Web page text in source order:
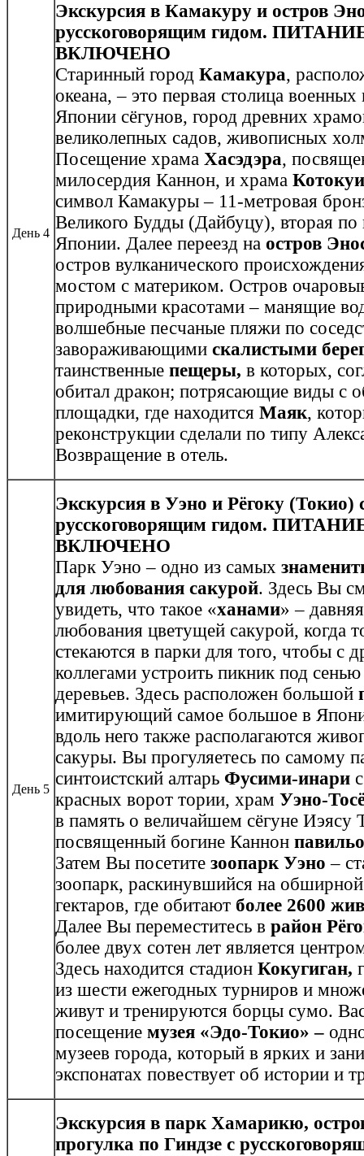
День 4
Экскурсия в Камакуру и остров
русскоговорящим гидом.
ВКЛЮЧЕНО
Старинный город Камакура,
океана, – это первая столица военных
Японии сёгунов, город древних
великолепных садов, живописных
Посещение храма Хасэдэра,
милосердия Каннон, и храма
символ Камакуры – 11-метровая
Великого Будды (Дайбуцу), вторая по
Японии. Далее переезд на остров
остров вулканического
мостом с материком. Остров
природными красотами – манящие
волшебные песчаные пляжи по
завораживающими скалистыми
таинственные пещеры, в которых,
обитал дракон; потрясающие виды с
площадки, где находится Маяк,
реконструкции сделали по типу
Возвращение в отель.
День 5
Экскурсия в Уэно и Рёгоку (Токио)
русскоговорящим гидом.
ВКЛЮЧЕНО
Парк Уэно – одно из самых
для любования сакурой. Здесь Вы
увидеть, что такое «ханами» –
любования цветущей сакурой, когда
стекаются в парки для того, чтобы с
коллегами устроить пикник под
деревьев. Здесь расположен большой
имитирующий самое большое в
вдоль него также располагаются
сакуры. Вы прогуляетесь по самому
синтоистский алтарь Фусими-инари
красных ворот тории, храм Уэно-
в память о величайшем сёгуне Иэясу
посвященный богине Каннон
Затем Вы посетите зоопарк Уэно –
зоопарк, раскинувшийся на
гектаров, где обитают более 2600
Далее Вы переместитесь в район
более двух сотен лет является
Здесь находится стадион Кокугиган,
из шести ежегодных турниров и
живут и тренируются борцы сумо.
посещение музея «Эдо-Токио» –
музеев города, который в ярких и
экспонатах повествует об истории и
Экскурсия в парк Хамарикю,
прогулка по Гиндзе с